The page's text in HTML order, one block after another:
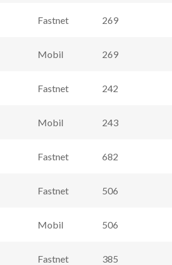
Fastnet 269
Mobil 269
Fastnet 242
Mobil 243
Fastnet 682
Fastnet 506
Mobil 506
Fastnet 385